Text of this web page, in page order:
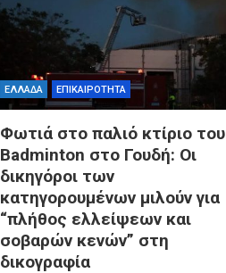
ΕΛΛΑΔΑ ΕΠΙΚΑΙΡΟΤΗΤΑ
Φωτιά στο παλιό κτίριο του
Badminton στο Γουδή: Οι
δικηγόροι των
κατηγορουμένων μιλούν για
“πλήθος ελλείψεων και
σοβαρών κενών” στη
δικογραφία